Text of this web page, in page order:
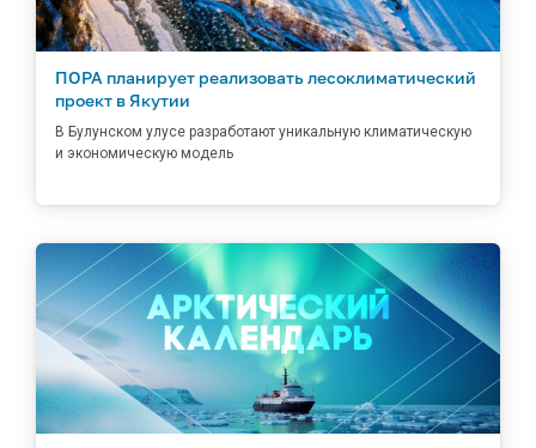
ПОРА планирует реализовать лесоклиматический
проект в Якутии
В Булунском улусе разработают уникальную климатическую
и экономическую модель